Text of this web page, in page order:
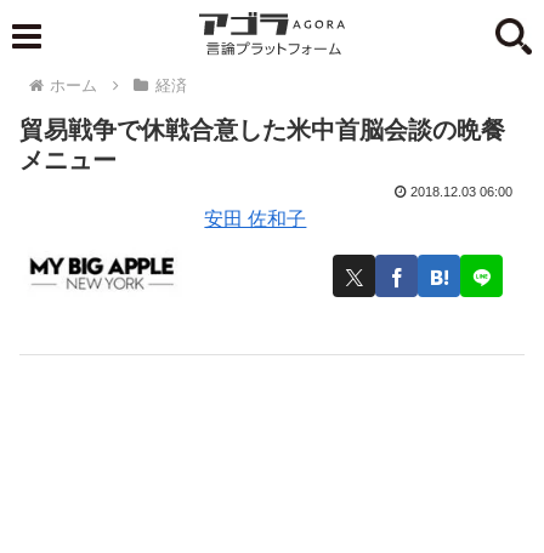
ホーム 経済
貿易戦争で休戦合意した米中首脳会談の晩餐
メニュー
安田 佐和子
2018.12.03 06:00